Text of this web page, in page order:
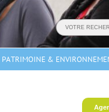
PATRIMOINE &